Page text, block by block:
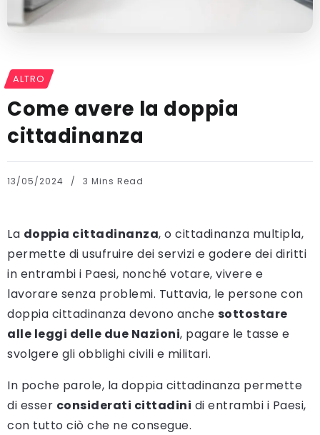
ALTRO
Come avere la doppia
cittadinanza
13/05/2024 3 Mins Read
La doppia cittadinanza, o cittadinanza multipla,
permette di usufruire dei servizi e godere dei diritti
in entrambi i Paesi, nonché votare, vivere e
lavorare senza problemi. Tuttavia, le persone con
doppia cittadinanza devono anche sottostare
alle leggi delle due Nazioni, pagare le tasse e
svolgere gli obblighi civili e militari.
In poche parole, la doppia cittadinanza permette
di esser considerati cittadini di entrambi i Paesi,
con tutto ciò che ne consegue.